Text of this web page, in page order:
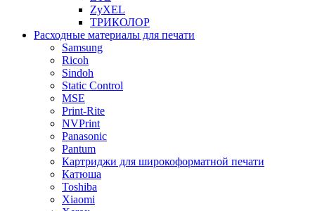
ZyXEL
ТРИКОЛОР
Расходные материалы для печати
Samsung
Ricoh
Sindoh
Static Control
MSE
Print-Rite
NVPrint
Panasonic
Pantum
Картриджи для широкоформатной печати
Катюша
Toshiba
Xiaomi